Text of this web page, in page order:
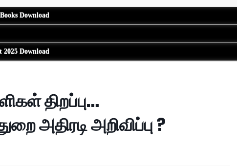
Download
2025 Download
திறப்பு…
அதிரடி அறிவிப்பு ?